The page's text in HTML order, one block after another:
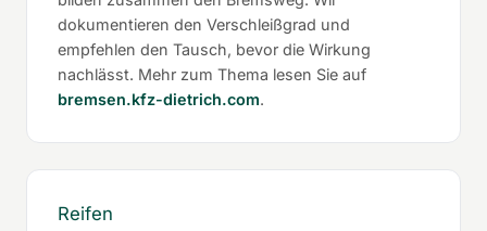
dokumentieren den Verschleißgrad und
empfehlen den Tausch, bevor die Wirkung
nachlässt. Mehr zum Thema lesen Sie auf
bremsen.kfz-dietrich.com.
Reifen